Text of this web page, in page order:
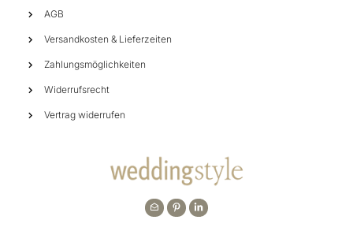
AGB
Versandkosten & Lieferzeiten
Zahlungsmöglichkeiten
Widerrufsrecht
Vertrag widerrufen